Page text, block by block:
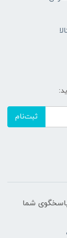
ثبت‌نام
از ساعت 10 الی 14 و 18 الی 21، پاسخگوی شما